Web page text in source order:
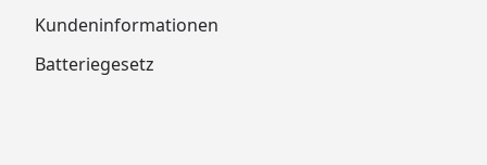
Kundeninformationen
Batteriegesetz